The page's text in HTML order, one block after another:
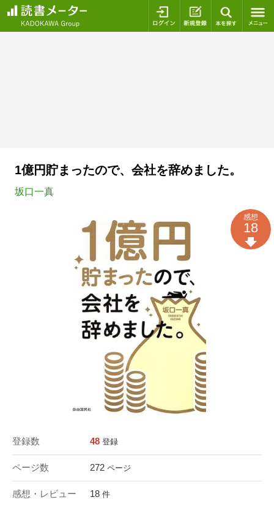
ログイン 新規登録
1億円貯まったので、会社を辞めました。
坂口一真
登録数 48 登録
ページ数 272 ページ
感想・レビュー 18 件
感想
18